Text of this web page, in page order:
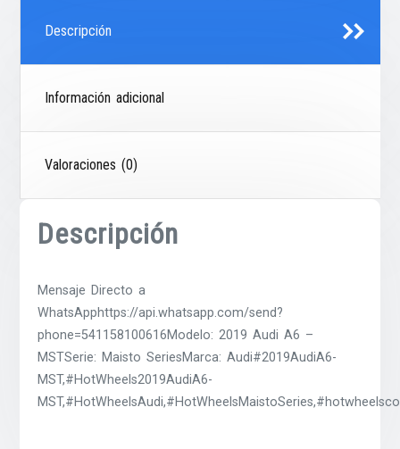
Descripción
Información adicional
Valoraciones (0)
Descripción
Mensaje Directo a
WhatsApphttps://api.whatsapp.com/send?
phone=541158100616Modelo: 2019 Audi A6 –
MSTSerie: Maisto SeriesMarca: Audi#2019AudiA6-
MST,#HotWheels2019AudiA6-